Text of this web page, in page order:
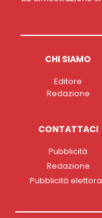
CHI SIAMO
Editore
Redazione
CONTATTACI
Pubblicità
Redazione
Pubblicità